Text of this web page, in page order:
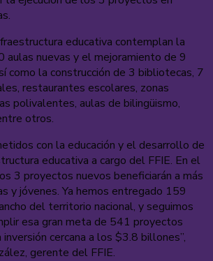
educativa contemplan la
aulas nuevas y el mejoramiento de 9
como la construcción de 3 bibliotecas, 7
restaurantes escolares, zonas
polivalentes, aulas de bilingüismo,
otros.
con la educación y el desarrollo de
educativa a cargo del FFIE. En el
3 proyectos nuevos beneficiarán a más
y jóvenes. Ya hemos entregado 159
del territorio nacional, y seguimos
esa gran meta de 541 proyectos
cercana a los $3.8 billones”,
gerente del FFIE.